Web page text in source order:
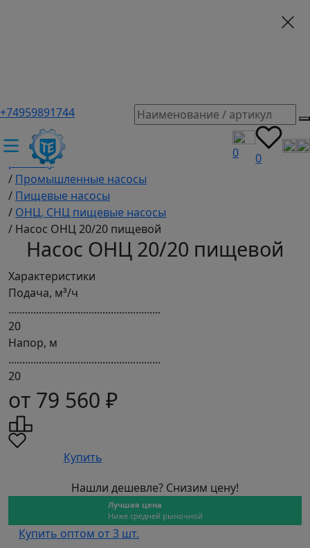
+74959891744
0 0
ТЕХЭКСПЕРТ российский производитель частотные
преобразователи, насосы, и вентиляция
/Промышленное оборудование купить оптом и в
розницу
/ Промышленные насосы
/ Пищевые насосы
/ ОНЦ, СНЦ пищевые насосы
/ Насос ОНЦ 20/20 пищевой
Насос ОНЦ 20/20 пищевой
Характеристики
Напор, м
.......................................................
20
Подача, м³/ч
.......................................................
20
от 79 560 ₽
Купить
Нашли дешевле? Снизим цену!
Лучшая цена
Ниже средней рыночной
Купить оптом от 3 шт.